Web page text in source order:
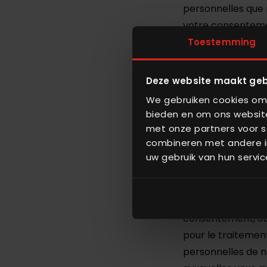
Toestemming
Deze website maakt
We gebruiken cookies
bieden en om ons
met onze partners voor
combineren met andere
uw gebruik van hun
personnelles
votre
cas avoir reçu
librement,
le traitement de
Si vous pensez,
le traitement de
informer par e-
données
données
consentement,
pour le
personnelles de